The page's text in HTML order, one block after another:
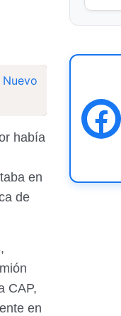
había
en
de
CAP,
en